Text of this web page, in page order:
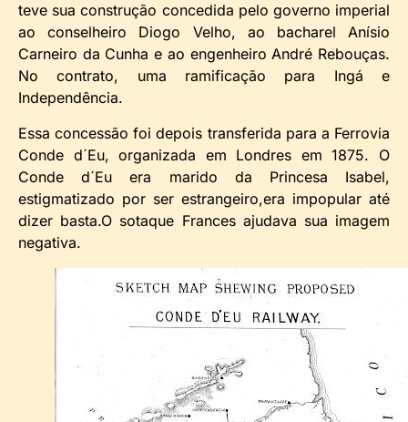
teve sua construção concedida pelo governo imperial
ao conselheiro Diogo Velho, ao bacharel Anísio
Carneiro da Cunha e ao engenheiro André Rebouças.
No contrato, uma ramificação para Ingá e
Independência.
Essa concessão foi depois transferida para a Ferrovia
Conde d´Eu, organizada em Londres em 1875. O
Conde d´Eu era marido da Princesa Isabel,
estigmatizado por ser estrangeiro,era impopular até
dizer basta.O sotaque Frances ajudava sua imagem
negativa.